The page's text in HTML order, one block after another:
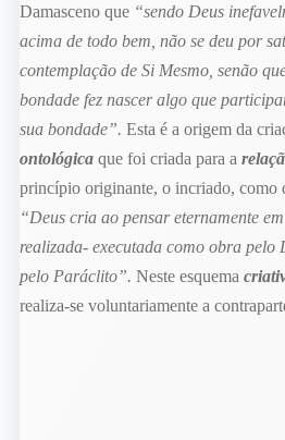
Damasceno que “sendo Deus
acima de todo bem, não se deu por
contemplação de Si Mesmo, senão
bondade fez nascer algo que
sua bondade”. Esta é a origem da
ontológica que foi criada para a
princípio originante, o incriado, como
“Deus cria ao pensar eternamente
realizada- executada como obra pelo
pelo Paráclito”. Neste esquema
realiza-se voluntariamente a